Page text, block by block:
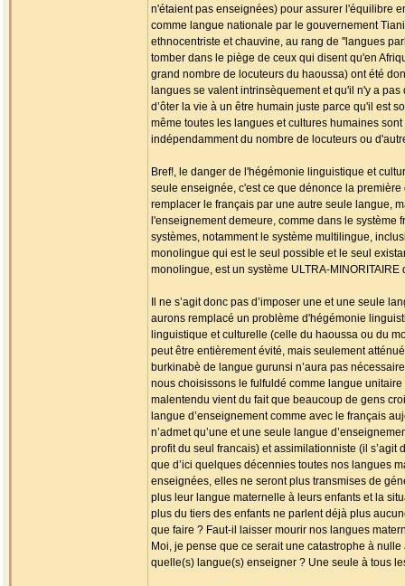
n'étaient pas enseignées) pour assurer l'équilibre
comme langue nationale par le gouvernement
ethnocentriste et chauvine, au rang de ''langues
tomber dans le piège de ceux qui disent qu'en
grand nombre de locuteurs du haoussa) ont été
langues se valent intrinsèquement et qu'il n'y a
d’ôter la vie à un être humain juste parce qu'il est
même toutes les langues et cultures humaines
indépendamment du nombre de locuteurs ou
Bref!, le danger de l'hégémonie linguistique et
seule enseignée, c'est ce que dénonce la
remplacer le français par une autre seule langue,
l'enseignement demeure, comme dans le
systèmes, notamment le système multilingue,
monolingue qui est le seul possible et le seul
monolingue, est un système ULTRA-MINORITAIRE
Il ne s’agit donc pas d’imposer une et une seule
aurons remplacé un problème d'hégémonie
linguistique et culturelle (celle du haoussa ou du
peut être entièrement évité, mais seulement
burkinabè de langue gurunsi n’aura pas
nous choisissons le fulfuldé comme langue
malentendu vient du fait que beaucoup de gens
langue d’enseignement comme avec le français
n’admet qu’une et une seule langue
profit du seul francais) et assimilationniste (il
que d’ici quelques décennies toutes nos langues
enseignées, elles ne seront plus transmises de
plus leur langue maternelle à leurs enfants et la
plus du tiers des enfants ne parlent déjà plus
que faire ? Faut-il laisser mourir nos langues
Moi, je pense que ce serait une catastrophe à
quelle(s) langue(s) enseigner ? Une seule à tous